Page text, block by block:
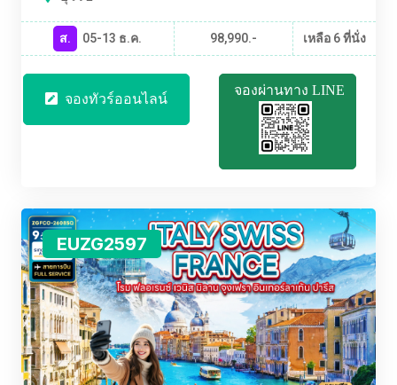
ส. 05-13 ธ.ค. 98,990.- เหลือ 6 ที่นั่ง
จองทัวร์ออนไลน์ จองผ่านทาง LINE
EUZG2597